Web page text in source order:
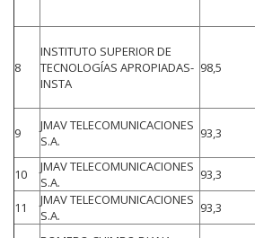
8
INSTITUTO SUPERIOR DE
TECNOLOGÍAS APROPIADAS-
INSTA
98,5
9
JMAV TELECOMUNICACIONES
S.A.
93,3
10
JMAV TELECOMUNICACIONES
S.A.
93,3
11
JMAV TELECOMUNICACIONES
S.A.
93,3